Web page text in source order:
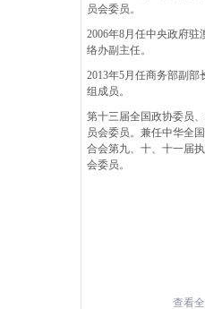
员会委员。
2006年8月任中央政府驻
络办副主任。
2013年5月任商务部副部
组成员。
第十三届全国政协委员
员会委员。兼任中华全
合会第九、十、十一届
会委员。
查看